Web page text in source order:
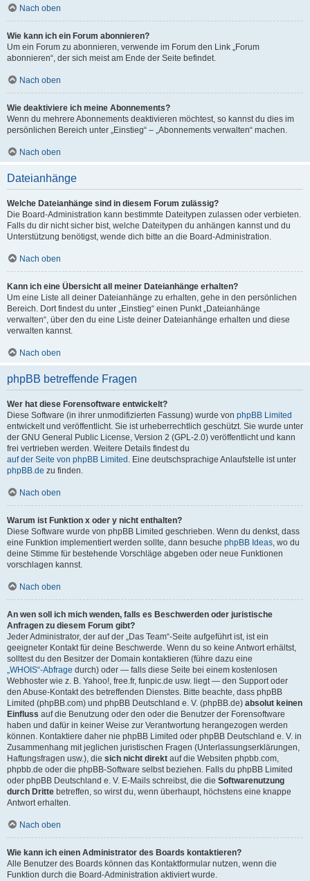
Nach oben
Wie kann ich ein Forum abonnieren?
Um ein Forum zu abonnieren, verwende im Forum den Link „Forum
abonnieren“, der sich meist am Ende der Seite befindet.
Nach oben
Wie deaktiviere ich meine Abonnements?
Wenn du mehrere Abonnements deaktivieren möchtest, so kannst du dies im
persönlichen Bereich unter „Einstieg“ – „Abonnements verwalten“ machen.
Nach oben
Dateianhänge
Welche Dateianhänge sind in diesem Forum zulässig?
Die Board-Administration kann bestimmte Dateitypen zulassen oder verbieten.
Falls du dir nicht sicher bist, welche Dateitypen du anhängen kannst und du
Unterstützung benötigst, wende dich bitte an die Board-Administration.
Nach oben
Kann ich eine Übersicht all meiner Dateianhänge erhalten?
Um eine Liste all deiner Dateianhänge zu erhalten, gehe in den persönlichen
Bereich. Dort findest du unter „Einstieg“ einen Punkt „Dateianhänge
verwalten“, über den du eine Liste deiner Dateianhänge erhalten und diese
verwalten kannst.
Nach oben
phpBB betreffende Fragen
Wer hat diese Forensoftware entwickelt?
Diese Software (in ihrer unmodifizierten Fassung) wurde von phpBB Limited
entwickelt und veröffentlicht. Sie ist urheberrechtlich geschützt. Sie wurde unter
der GNU General Public License, Version 2 (GPL-2.0) veröffentlicht und kann
frei vertrieben werden. Weitere Details findest du
auf der Seite von phpBB Limited . Eine deutschsprachige Anlaufstelle ist unter
phpBB.de zu finden.
Nach oben
Warum ist Funktion x oder y nicht enthalten?
Diese Software wurde von phpBB Limited geschrieben. Wenn du denkst, dass
eine Funktion implementiert werden sollte, dann besuche phpBB Ideas, wo du
deine Stimme für bestehende Vorschläge abgeben oder neue Funktionen
vorschlagen kannst.
Nach oben
An wen soll ich mich wenden, falls es Beschwerden oder juristische
Anfragen zu diesem Forum gibt?
Jeder Administrator, der auf der „Das Team“-Seite aufgeführt ist, ist ein
geeigneter Kontakt für deine Beschwerde. Wenn du so keine Antwort erhältst,
solltest du den Besitzer der Domain kontaktieren (führe dazu eine
„WHOIS“-Abfrage durch) oder — falls diese Seite bei einem kostenlosen
Webhoster wie z. B. Yahoo!, free.fr, funpic.de usw. liegt — den Support oder
den Abuse-Kontakt des betreffenden Dienstes. Bitte beachte, dass phpBB
Limited (phpBB.com) und phpBB Deutschland e. V. (phpBB.de) absolut keinen
Einfluss auf die Benutzung oder den oder die Benutzer der Forensoftware
haben und dafür in keiner Weise zur Verantwortung herangezogen werden
können. Kontaktiere daher nie phpBB Limited oder phpBB Deutschland e. V. in
Zusammenhang mit jeglichen juristischen Fragen (Unterlassungserklärungen,
Haftungsfragen usw.), die sich nicht direkt auf die Websiten phpbb.com,
phpbb.de oder die phpBB-Software selbst beziehen. Falls du phpBB Limited
oder phpBB Deutschland e. V. E-Mails schreibst, die die Softwarenutzung
durch Dritte betreffen, so wirst du, wenn überhaupt, höchstens eine knappe
Antwort erhalten.
Nach oben
Wie kann ich einen Administrator des Boards kontaktieren?
Alle Benutzer des Boards können das Kontaktformular nutzen, wenn die
Funktion durch die Board-Administration aktiviert wurde.